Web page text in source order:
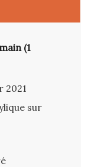
(1
2021
sur